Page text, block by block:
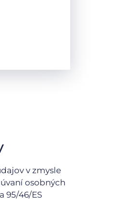
v zmysle
osobných
95/46/ES